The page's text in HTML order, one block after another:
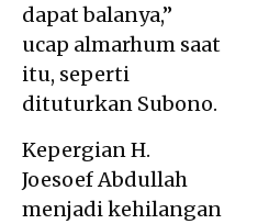
dapat balanya,”
ucap almarhum saat
itu, seperti
dituturkan Subono.
Kepergian H.
Joesoef Abdullah
menjadi kehilangan